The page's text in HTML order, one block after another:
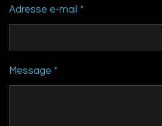
Adresse e-mail *
Message *